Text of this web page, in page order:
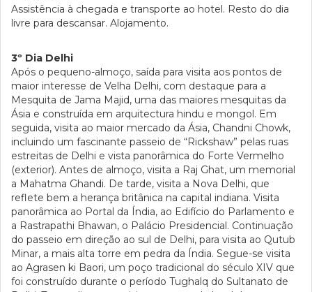
Assistência à chegada e transporte ao hotel. Resto do dia
livre para descansar. Alojamento.
3º Dia Delhi
Após o pequeno-almoço, saída para visita aos pontos de
maior interesse de Velha Delhi, com destaque para a
Mesquita de Jama Majid, uma das maiores mesquitas da
Ásia e construída em arquitectura hindu e mongol. Em
seguida, visita ao maior mercado da Ásia, Chandni Chowk,
incluindo um fascinante passeio de “Rickshaw” pelas ruas
estreitas de Delhi e vista panorâmica do Forte Vermelho
(exterior). Antes de almoço, visita a Raj Ghat, um memorial
a Mahatma Ghandi. De tarde, visita a Nova Delhi, que
reflete bem a herança britânica na capital indiana. Visita
panorâmica ao Portal da Índia, ao Edifício do Parlamento e
a Rastrapathi Bhawan, o Palácio Presidencial. Continuação
do passeio em direção ao sul de Delhi, para visita ao Qutub
Minar, a mais alta torre em pedra da Índia. Segue-se visita
ao Agrasen ki Baori, um poço tradicional do século XIV que
foi construído durante o período Tughalq do Sultanato de